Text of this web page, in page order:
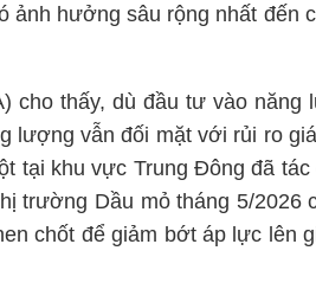
hưởng sâu rộng nhất đến
cho thấy, dù đầu tư vào năng
lượng vẫn đối mặt với rủi ro
tại khu vực Trung Đông đã tác
trường Dầu mỏ tháng 5/2026
chốt để giảm bớt áp lực lên